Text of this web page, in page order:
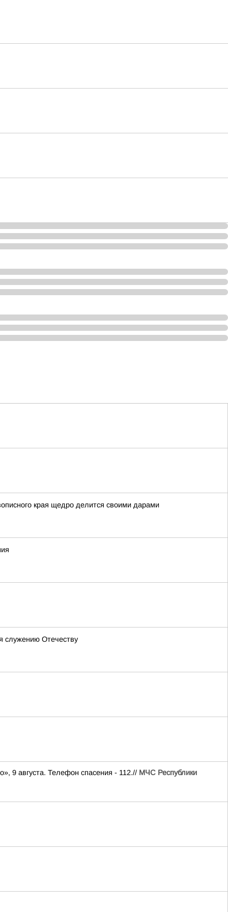
края щедро делится своими дарами
служению Отечеству
9 августа. Телефон спасения - 112.// МЧС Республики